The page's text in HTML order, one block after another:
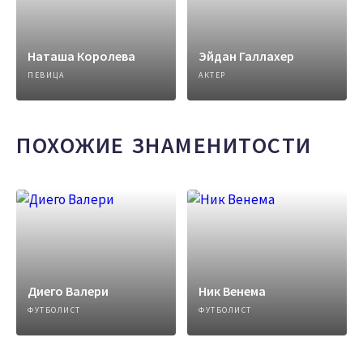
Наташа Королева
ПЕВИЦА
Эйдан Галлахер
АКТЕР
ПОХОЖИЕ ЗНАМЕНИТОСТИ
Диего Валери
ФУТБОЛИСТ
Ник Венема
ФУТБОЛИСТ